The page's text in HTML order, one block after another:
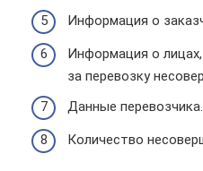
Информация о
Информация о
за перевозку
Данные перевозчика.
Количество